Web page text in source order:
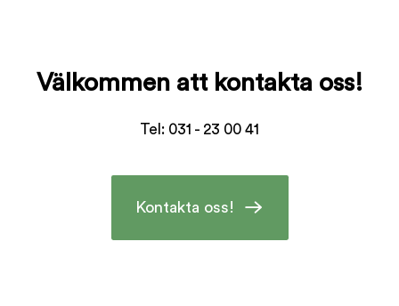
Välkommen att kontakta oss!
Tel: 031 - 23 00 41
Kontakta oss!